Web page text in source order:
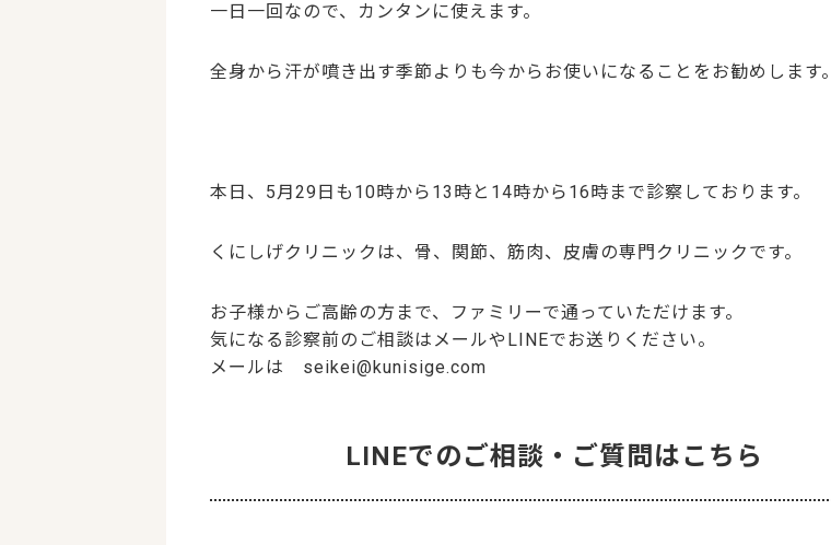
一日一回なので、カンタンに使えます。
全身から汗が噴き出す季節よりも今からお使いになることをお勧めします。
本日、5月29日も10時から13時と14時から16時まで診察しております。
くにしげクリニックは、骨、関節、筋肉、皮膚の専門クリニックです。
お子様からご高齢の方まで、ファミリーで通っていただけます。
気になる診察前のご相談はメールやLINEでお送りください。
メールは seikei@kunisige.com
LINEでのご相談・ご質問はこちら